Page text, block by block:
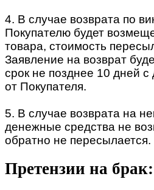
4. В случае возврата по
Покупателю будет
товара, стоимость
Заявление на возврат
срок не позднее 10 дней с
от Покупателя.
5. В случае возврата на
денежные средства не
обратно не пересылается.
Претензии на брак: